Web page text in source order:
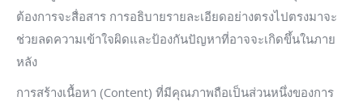
ต้องการจะสื่อสาร การอธิบายรายละเอียดอย่างตรงไปตรงมาจะ
ช่วยลดความเข้าใจผิดและป้องกันปัญหาที่อาจจะเกิดขึ้นในภาย
หลัง
การสร้างเนื้อหา (Content) ที่มีคุณภาพถือเป็นส่วนหนึ่งของการ